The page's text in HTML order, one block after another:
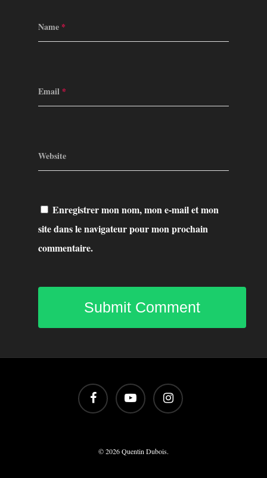
Name *
Email *
Website
Enregistrer mon nom, mon e-mail et mon
site dans le navigateur pour mon prochain
commentaire.
© 2026 Quentin Dubois.